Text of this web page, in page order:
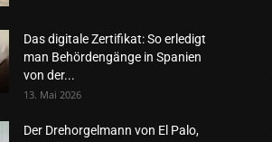
Das digitale Zertifikat: So erledigt
man Behördengänge in Spanien
von der...
13. Mai 2026
Der Drehorgelmann von El Palo,